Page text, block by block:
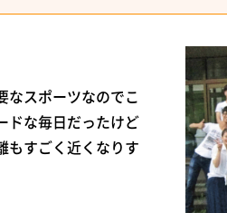
なスポーツなのでこ
ドな毎日だったけど
もすごく近くなりす